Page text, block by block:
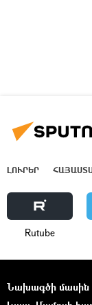
ԼՈՒՐԵՐ
Rutube
Նախագծի մասին